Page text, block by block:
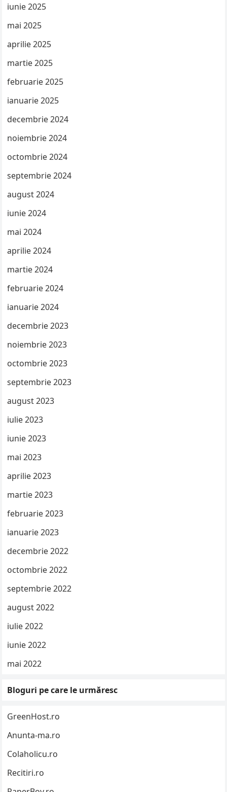
iunie 2025
mai 2025
aprilie 2025
martie 2025
februarie 2025
ianuarie 2025
decembrie 2024
noiembrie 2024
octombrie 2024
septembrie 2024
august 2024
iunie 2024
mai 2024
aprilie 2024
martie 2024
februarie 2024
ianuarie 2024
decembrie 2023
noiembrie 2023
octombrie 2023
septembrie 2023
august 2023
iulie 2023
iunie 2023
mai 2023
aprilie 2023
martie 2023
februarie 2023
ianuarie 2023
decembrie 2022
octombrie 2022
septembrie 2022
august 2022
iulie 2022
iunie 2022
mai 2022
Bloguri pe care le urmăresc
GreenHost.ro
Anunta-ma.ro
Colaholicu.ro
Recitiri.ro